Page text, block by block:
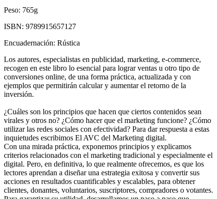
Peso: 765g
ISBN: 9789915657127
Encuadernación: Rústica
Los autores, especialistas en publicidad, marketing, e-commerce,
recogen en este libro lo esencial para lograr ventas u otro tipo de
conversiones online, de una forma práctica, actualizada y con
ejemplos que permitirán calcular y aumentar el retorno de la
inversión.
¿Cuáles son los principios que hacen que ciertos contenidos sean
virales y otros no? ¿Cómo hacer que el marketing funcione? ¿Cómo
utilizar las redes sociales con efectividad? Para dar respuesta a estas
inquietudes escribimos El AVC del Marketing digital.
Con una mirada práctica, exponemos principios y explicamos
criterios relacionados con el marketing tradicional y especialmente el
digital. Pero, en definitiva, lo que realmente ofrecemos, es que los
lectores aprendan a diseñar una estrategia exitosa y convertir sus
acciones en resultados cuantificables y escalables, para obtener
clientes, donantes, voluntarios, suscriptores, compradores o votantes.